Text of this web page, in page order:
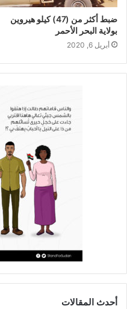
ضبط أكثر من (47) كيلو هيروين
بولاية البحر الأحمر
أبريل 6, 2020
أحدث المقالات